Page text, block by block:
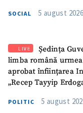
SOCIAL 5 august
LIVE
Ședința
limba română
aprobat înființarea
„Recep Tayyip
POLITIC 5 august